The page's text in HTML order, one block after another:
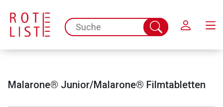
spc.search.input.placeholder
Suche
abschicken
Malarone® Junior/Malarone® Filmtabletten